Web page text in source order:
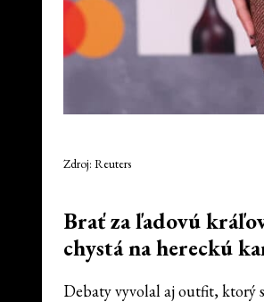
Zdroj: Reuters
Brať za ľadovú
chystá na hereckú
Debaty vyvolal aj outfit, ktorý